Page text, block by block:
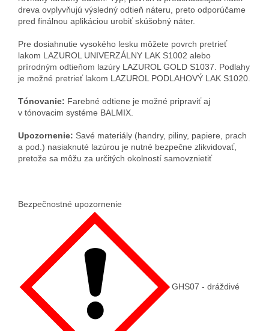
dreva ovplyvňujú výsledný odtieň náteru, preto odporúčame
pred finálnou aplikáciou urobiť skúšobný náter.
Pre dosiahnutie vysokého lesku môžete povrch pretrieť
lakom LAZUROL UNIVERZÁLNY LAK S1002 alebo
prírodným odtieňom lazúry LAZUROL GOLD S1037. Podlahy
je možné pretrieť lakom LAZUROL PODLAHOVÝ LAK S1020.
Tónovanie: Farebné odtiene je možné pripraviť aj
v tónovacim systéme BALMIX.
Upozornenie: Savé materiály (handry, piliny, papiere, prach
a pod.) nasiaknuté lazúrou je nutné bezpečne zlikvidovať,
pretože sa môžu za určitých okolností samovznietiť
Bezpečnostné upozornenie
GHS07 - dráždivé